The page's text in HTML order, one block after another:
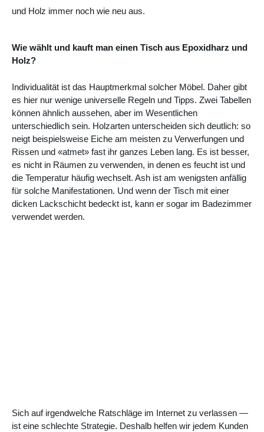
und Holz immer noch wie neu aus.
Wie wählt und kauft man einen Tisch aus Epoxidharz und
Holz?
Individualität ist das Hauptmerkmal solcher Möbel. Daher gibt
es hier nur wenige universelle Regeln und Tipps. Zwei Tabellen
können ähnlich aussehen, aber im Wesentlichen
unterschiedlich sein. Holzarten unterscheiden sich deutlich: so
neigt beispielsweise Eiche am meisten zu Verwerfungen und
Rissen und «atmet» fast ihr ganzes Leben lang. Es ist besser,
es nicht in Räumen zu verwenden, in denen es feucht ist und
die Temperatur häufig wechselt. Ash ist am wenigsten anfällig
für solche Manifestationen. Und wenn der Tisch mit einer
dicken Lackschicht bedeckt ist, kann er sogar im Badezimmer
verwendet werden.
Sich auf irgendwelche Ratschläge im Internet zu verlassen —
ist eine schlechte Strategie. Deshalb helfen wir jedem Kunden